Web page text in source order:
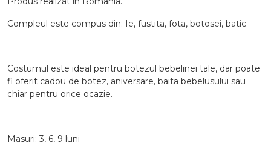
Compleul este compus din: Ie, fustita, fota, botosei, batic
Costumul este ideal pentru botezul bebelinei tale, dar poate
fi oferit cadou de botez, aniversare, baita bebelusului sau
chiar pentru orice ocazie.
Masuri: 3, 6, 9 luni